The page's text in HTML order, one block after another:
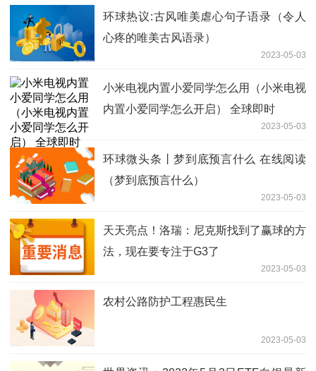
环球热议:古风唯美虐心句子语录（令人
心疼的唯美古风语录）
2023-05-03
小米电视内置小爱同学怎么用（小米电视
内置小爱同学怎么开启） 全球即时
2023-05-03
环球微头条丨梦到底预言什么 在线阅读
（梦到底预言什么）
2023-05-03
天天亮点！洛瑞：尼克斯找到了赢球的方
法，现在要专注于G3了
2023-05-03
农村公路防护工程惠民生
2023-05-03